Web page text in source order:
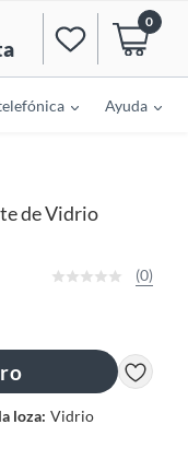
0
Ayuda
de Vidrio
(0)
loza: Vidrio